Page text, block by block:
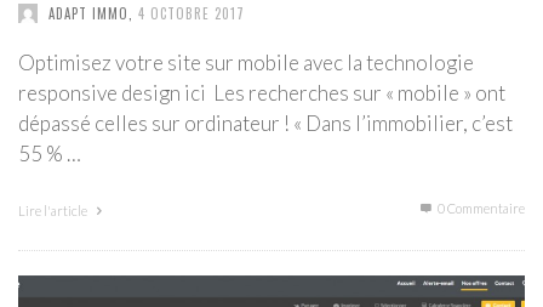
ADAPT IMMO 4 OCTOBRE 2017
Optimisez votre site sur mobile avec la technologie
responsive design ici Les recherches sur « mobile » ont
dépassé celles sur ordinateur ! « Dans l’immobilier, c’est
55 % …
Lire l'article 0 Commentaire